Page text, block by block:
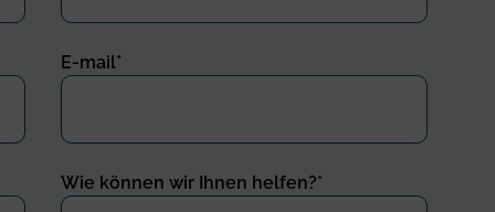
E-mail*
Wie können wir Ihnen helfen?*